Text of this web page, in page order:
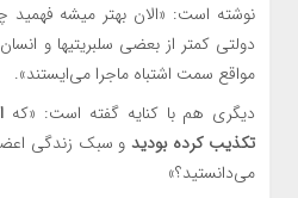
نوشته است: «الان بهتر میشه فهمید
دولتی کمتر از بعضی سلبریتیها و
مواقع سمت اشتباه ماجرا می‌ایستند».
دیگری هم با کنایه گفته است: «که
تکذیب کرده بودید و سبک زندگی
می‌دانستید؟»